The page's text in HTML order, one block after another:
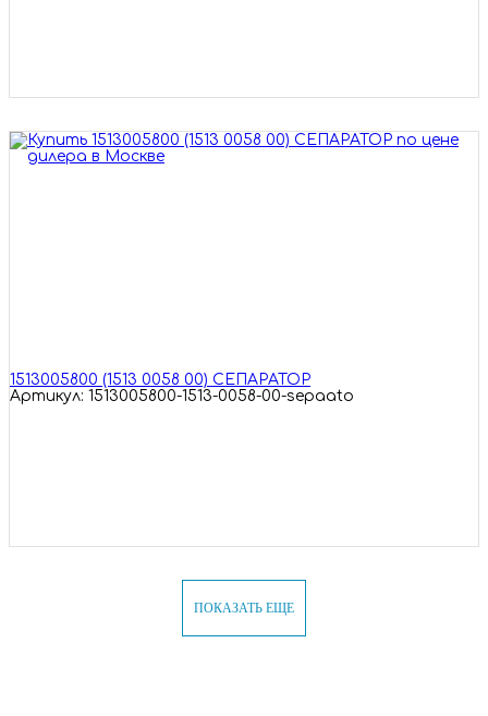
1513005800 (1513 0058 00) СЕПАРАТОР
Артикул: 1513005800-1513-0058-00-sepaato
ПОКАЗАТЬ ЕЩЕ